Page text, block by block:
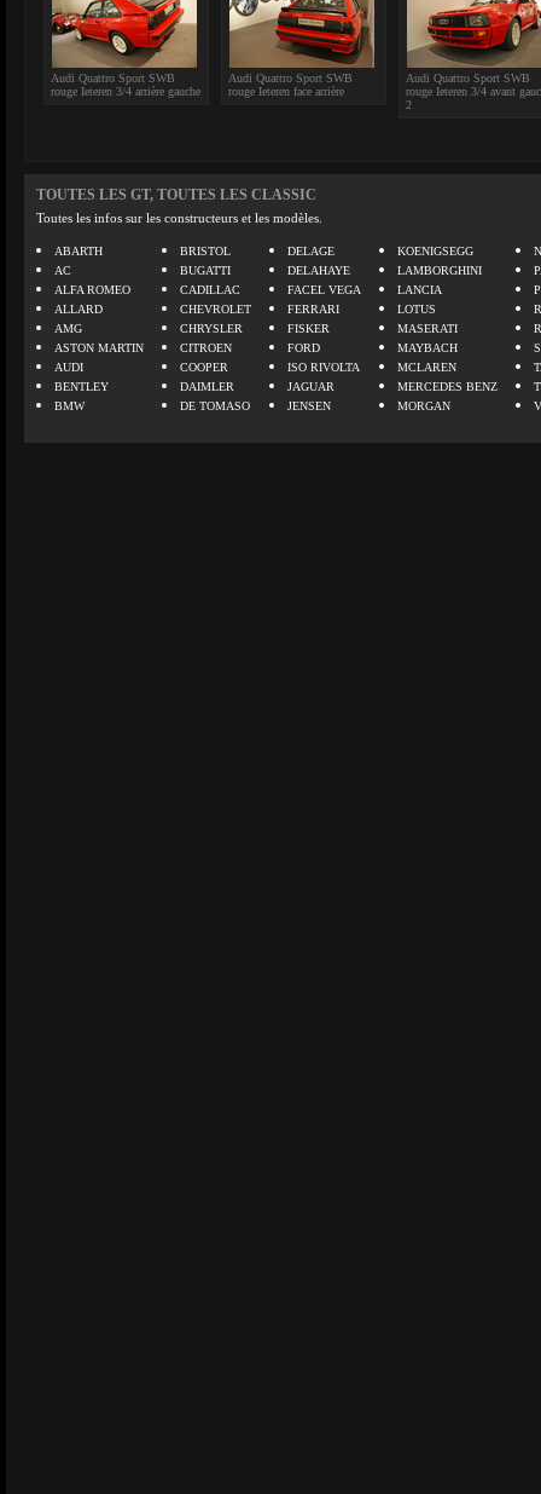
Audi Quattro Sport SWB
rouge Ieteren 3/4 arrière gauche
Audi Quattro Sport SWB
rouge Ieteren face arrière
Audi Quattro Sport SWB
rouge Ieteren 3/4 avant
2
TOUTES LES GT, TOUTES LES CLASSIC
Toutes les infos sur les constructeurs et les modèles.
ABARTH
AC
ALFA ROMEO
ALLARD
AMG
ASTON MARTIN
AUDI
BENTLEY
BMW
BRISTOL
BUGATTI
CADILLAC
CHEVROLET
CHRYSLER
CITROEN
COOPER
DAIMLER
DE TOMASO
DELAGE
DELAHAYE
FACEL VEGA
FERRARI
FISKER
FORD
ISO RIVOLTA
JAGUAR
JENSEN
KOENIGSEGG
LAMBORGHINI
LANCIA
LOTUS
MASERATI
MAYBACH
MCLAREN
MERCEDES BENZ
MORGAN